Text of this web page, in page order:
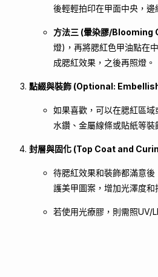
後輕輕拍印在甲面中央，邊
方法三 (暈染膠/Blooming
燈)，再將腮紅色甲油點在
成腮紅效果，之後再照燈。
點綴與裝飾 (Optional:
如果喜歡，可以在腮紅區
水鑽、金屬線條或貼紙等裝
封層與固化 (Top Coat and
待腮紅效果和裝飾都滿意
護美甲圖案，增加光澤度和
若使用光療膠，則需照UV/